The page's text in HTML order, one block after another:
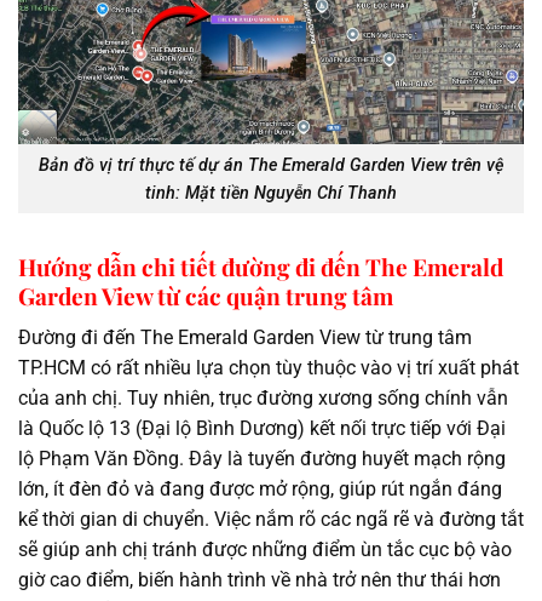
Bản đồ vị trí thực tế dự án The Emerald Garden View trên vệ
tinh: Mặt tiền Nguyễn Chí Thanh
Hướng dẫn chi tiết đường đi đến The Emerald
Garden View từ các quận trung tâm
Đường đi đến The Emerald Garden View từ trung tâm
TP.HCM có rất nhiều lựa chọn tùy thuộc vào vị trí xuất phát
của anh chị. Tuy nhiên, trục đường xương sống chính vẫn
là Quốc lộ 13 (Đại lộ Bình Dương) kết nối trực tiếp với Đại
lộ Phạm Văn Đồng. Đây là tuyến đường huyết mạch rộng
lớn, ít đèn đỏ và đang được mở rộng, giúp rút ngắn đáng
kể thời gian di chuyển. Việc nắm rõ các ngã rẽ và đường tắt
sẽ giúp anh chị tránh được những điểm ùn tắc cục bộ vào
giờ cao điểm, biến hành trình về nhà trở nên thư thái hơn